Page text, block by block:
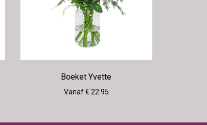
Boeket Yvette
Vanaf € 22.95